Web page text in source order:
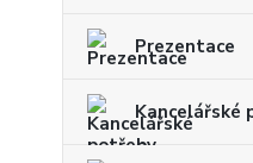
Prezentace
Kancelářské